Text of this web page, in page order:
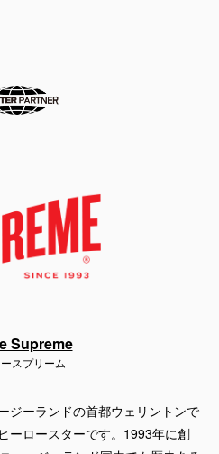
Supreme
スプリーム
ジーランドの首都ウェリントンで
ーロースターです。1993年に創